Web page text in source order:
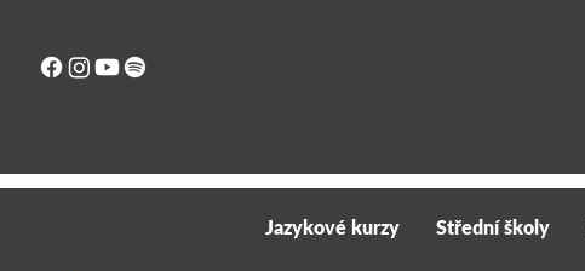
Jazykové kurzy Střední školy